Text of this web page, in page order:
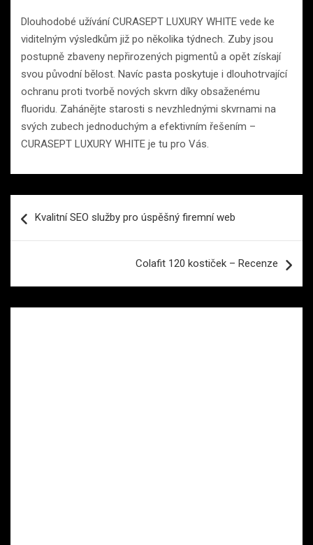
Dlouhodobé užívání CURASEPT LUXURY WHITE vede ke
viditelným výsledkům již po několika týdnech. Zuby jsou
postupně zbaveny nepřirozených pigmentů a opět získají
svou původní bělost. Navíc pasta poskytuje i dlouhotrvající
ochranu proti tvorbě nových skvrn díky obsaženému
fluoridu. Zahánějte starosti s nevzhlednými skvrnami na
svých zubech jednoduchým a efektivním řešením –
CURASEPT LUXURY WHITE je tu pro Vás.
proKvalitní SEO služby pro úspěšný firemní web
Colafit 120 kostiček – Recenze